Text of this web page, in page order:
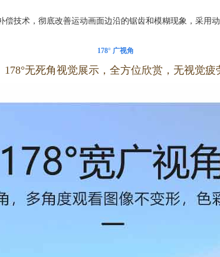
技术，彻底改善运动画面边沿的锯齿和模糊现象，采用
178° 广视角
178°无死角视觉展示，全方位欣赏，无视觉疲